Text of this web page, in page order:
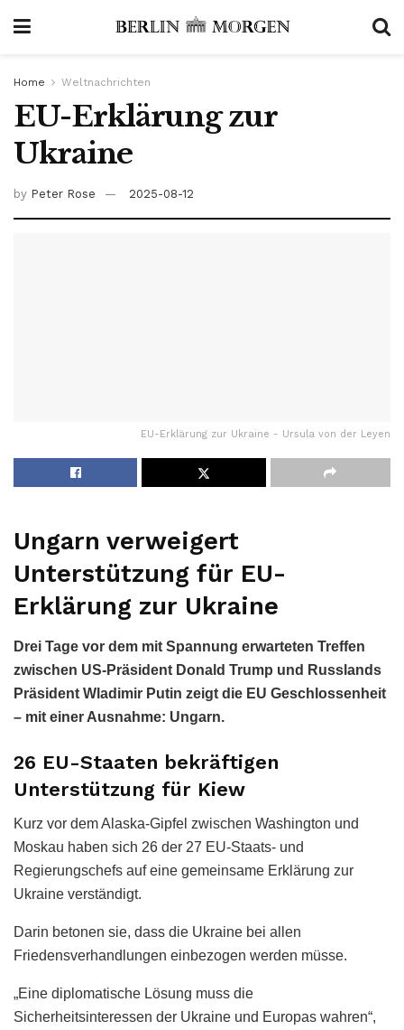
Home Weltnachrichten
EU-Erklärung zur
Ukraine
by Peter Rose 2025-08-12
EU-Erklärung zur Ukraine - Ursula von der Leyen
Ungarn verweigert
Unterstützung für EU-
Erklärung zur Ukraine
Drei Tage vor dem mit Spannung erwarteten Treffen
zwischen US-Präsident Donald Trump und Russlands
Präsident Wladimir Putin zeigt die EU Geschlossenheit
– mit einer Ausnahme: Ungarn.
26 EU-Staaten bekräftigen
Unterstützung für Kiew
Kurz vor dem Alaska-Gipfel zwischen Washington und
Moskau haben sich 26 der 27 EU-Staats- und
Regierungschefs auf eine gemeinsame Erklärung zur
Ukraine verständigt.
Darin betonen sie, dass die Ukraine bei allen
Friedensverhandlungen einbezogen werden müsse.
„Eine diplomatische Lösung muss die
Sicherheitsinteressen der Ukraine und Europas wahren“,